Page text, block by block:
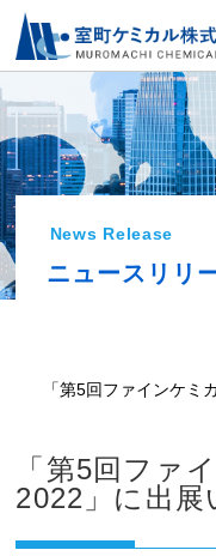
「第5回ファインケミ
News Release
ニュースリリ
「第5回ファ
2022」に出展